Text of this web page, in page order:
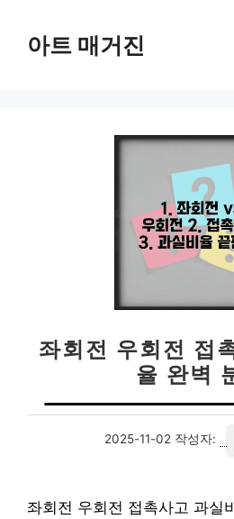
아트 매거진
좌회전 우회전 접
율 완벽
2025-11-02 작성자:
좌회전 우회전 접촉사고 과실